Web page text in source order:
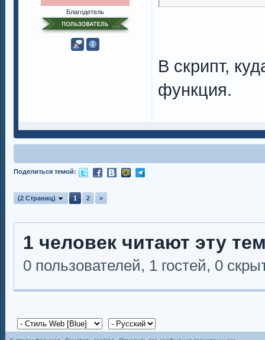
Благодетель
В скрипт,
функция.
Поделиться темой:
(2 Страниц) 1 2 >
1 человек читают эту
0 пользователей, 1 гостей, 0